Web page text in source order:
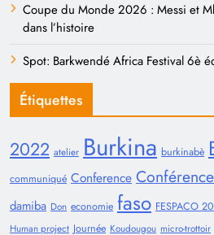
Coupe du Monde 2026 : Messi et
dans l’histoire
Spot: Barkwendé Africa Festival 6è
Étiquettes
2022 atelier Burkina burkinabè
communiqué Conference
damiba Don economie faso FESPACO
Human project Journée Koudougou micro-trottoir